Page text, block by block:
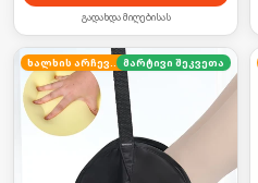
გადახდა მიღებისას
ხალხის არჩევანი მარტივი შეკვეთა